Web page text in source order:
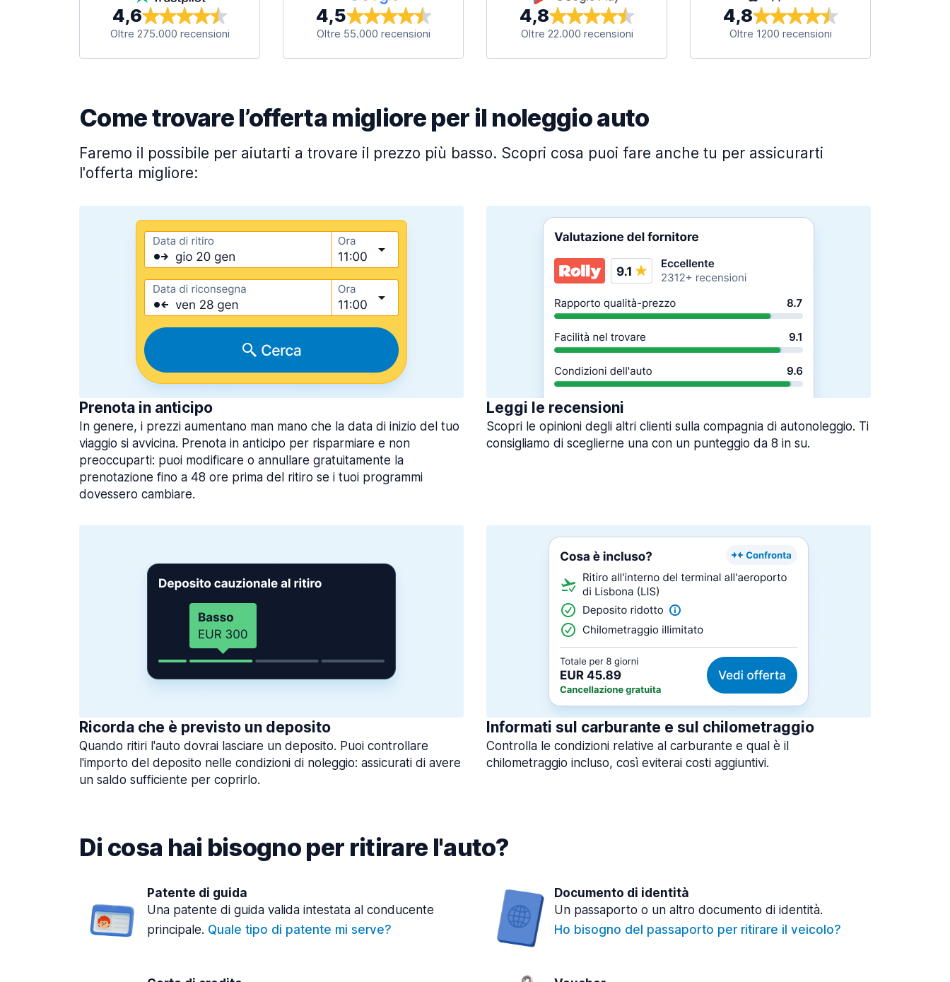
4,6
Oltre 275.000 recensioni
4,5
Oltre 55.000 recensioni
4,8
Oltre 22.000 recensioni
4,8
Oltre 1200 recensioni
Come trovare l’offerta migliore per il noleggio auto
Faremo il possibile per aiutarti a trovare il prezzo più basso. Scopri cosa puoi fare anche tu per assicurarti
l'offerta migliore:
Prenota in anticipo
In genere, i prezzi aumentano man mano che la data di inizio del tuo
viaggio si avvicina. Prenota in anticipo per risparmiare e non
preoccuparti: puoi modificare o annullare gratuitamente la
prenotazione fino a 48 ore prima del ritiro se i tuoi programmi
dovessero cambiare.
Leggi le recensioni
Scopri le opinioni degli altri clienti sulla compagnia di autonoleggio. Ti
consigliamo di sceglierne una con un punteggio da 8 in su.
Ricorda che è previsto un deposito
Quando ritiri l'auto dovrai lasciare un deposito. Puoi controllare
l'importo del deposito nelle condizioni di noleggio: assicurati di avere
un saldo sufficiente per coprirlo.
Informati sul carburante e sul chilometraggio
Controlla le condizioni relative al carburante e qual è il
chilometraggio incluso, così eviterai costi aggiuntivi.
Di cosa hai bisogno per ritirare l'auto?
Patente di guida
Una patente di guida valida intestata al conducente
principale. Quale tipo di patente mi serve?
Documento di identità
Un passaporto o un altro documento di identità.
Ho bisogno del passaporto per ritirare il veicolo?